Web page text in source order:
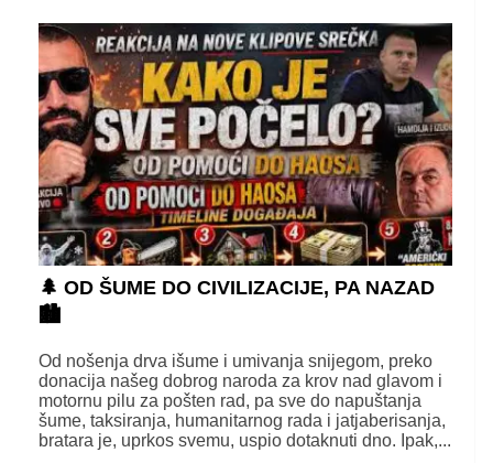
🌲 OD ŠUME DO CIVILIZACIJE, PA NAZAD
🏙️
Od nošenja drva išume i umivanja snijegom, preko
donacija našeg dobrog naroda za krov nad glavom i
motornu pilu za pošten rad, pa sve do napuštanja
šume, taksiranja, humanitarnog rada i jatjaberisanja,
bratara je, uprkos svemu, uspio dotaknuti dno. Ipak,...